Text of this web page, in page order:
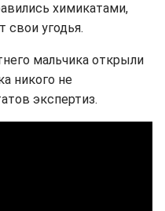
химикатами,
свои угодья.
мальчика открыли
никого не
экспертиз.